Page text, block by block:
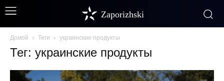
Zaporizhski
Домой Теги украинские продукты
Тег: украинские продукты